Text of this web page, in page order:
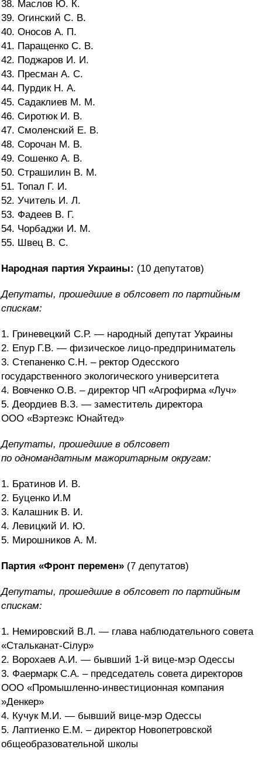
38. Маслов Ю. К.
39. Огинский С. В.
40. Оносов А. П.
41. Паращенко С. В.
42. Поджаров И. И.
43. Пресман А. С.
44. Пурдик Н. А.
45. Садаклиев М. М.
46. Сиротюк И. В.
47. Смоленский Е. В.
48. Сорочан М. В.
49. Сошенко А. В.
50. Страшилин В. М.
51. Топал Г. И.
52. Учитель И. Л.
53. Фадеев В. Г.
54. Чорбаджи И. М.
55. Швец В. С.
Народная партия Украины: (10 депутатов)
Депутаты, прошедшие в облсовет по партийным
спискам:
1. Гриневецкий С.Р. — народный депутат Украины
2. Епур Г.В. — физическое лицо-предприниматель
3. Степаненко С.Н. – ректор Одесского
государственного экологического университета
4. Вовченко О.В. – директор ЧП «Агрофирма «Луч»
5. Деордиев В.З. — заместитель директора
ООО «Вэртеэкс Юнайтед»
Депутаты, прошедшие в облсовет
по одномандатным мажоритарным округам:
1. Братинов И. В.
2. Буценко И.М
3. Калашник В. И.
4. Левицкий И. Ю.
5. Мирошников А. М.
Партия «Фронт перемен» (7 депутатов)
Депутаты, прошедшие в облсовет по партийным
спискам:
1. Немировский В.Л. — глава наблюдательного совета
«Стальканат-Сілур»
2. Ворохаев А.И. — бывший 1-й вице-мэр Одессы
3. Фаермарк С.А. – председатель совета директоров
ООО «Промышленно-инвестиционная компания
»Денкер»
4. Кучук М.И. — бывший вице-мэр Одессы
5. Лаптиенко Е.М. – директор Новопетровской
общеобразовательной школы